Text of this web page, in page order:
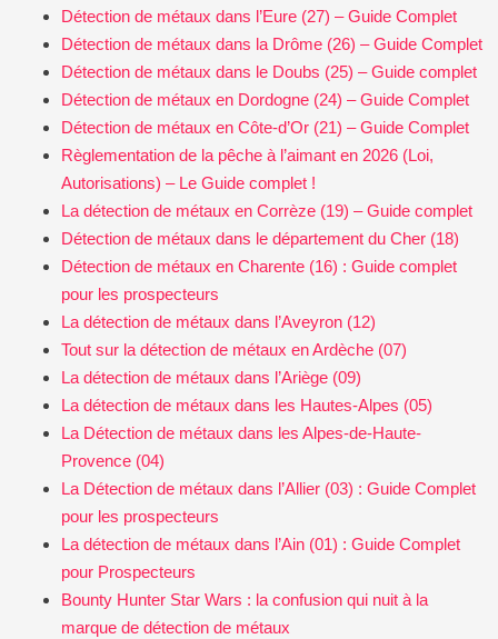
Détection de métaux dans l’Eure (27) – Guide Complet
Détection de métaux dans la Drôme (26) – Guide Complet
Détection de métaux dans le Doubs (25) – Guide complet
Détection de métaux en Dordogne (24) – Guide Complet
Détection de métaux en Côte-d’Or (21) – Guide Complet
Règlementation de la pêche à l’aimant en 2026 (Loi,
Autorisations) – Le Guide complet !
La détection de métaux en Corrèze (19) – Guide complet
Détection de métaux dans le département du Cher (18)
Détection de métaux en Charente (16) : Guide complet
pour les prospecteurs
La détection de métaux dans l’Aveyron (12)
Tout sur la détection de métaux en Ardèche (07)
La détection de métaux dans l’Ariège (09)
La détection de métaux dans les Hautes-Alpes (05)
La Détection de métaux dans les Alpes-de-Haute-
Provence (04)
La Détection de métaux dans l’Allier (03) : Guide Complet
pour les prospecteurs
La détection de métaux dans l’Ain (01) : Guide Complet
pour Prospecteurs
Bounty Hunter Star Wars : la confusion qui nuit à la
marque de détection de métaux